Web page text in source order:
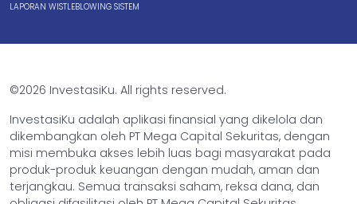
LAPORAN WISTLEBLOWING SISTEM
©2026 InvestasiKu. All rights reserved.
InvestasiKu adalah aplikasi finansial yang dikelola dan
dikembangkan oleh PT Mega Capital Sekuritas, dengan
misi membuka akses lebih luas bagi masyarakat pada
produk-produk keuangan dengan mudah, aman dan
terjangkau. Semua transaksi saham, reksa dana, dan